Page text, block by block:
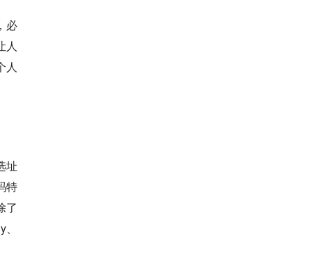
必
人
人
址
特
了